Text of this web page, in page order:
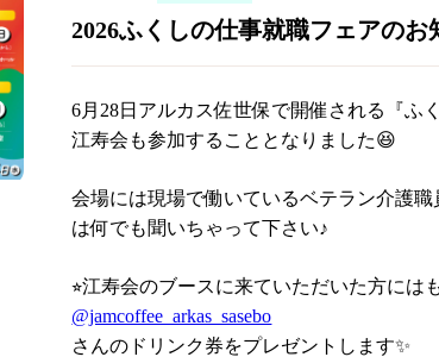
2026ふくしの仕事就職フェアのお
6月28日アルカス佐世保で開催される『ふ
江寿会も参加することとなりました😆
会場には現場で働いているベテラン介護
は何でも聞いちゃって下さい♪
⭐︎江寿会のブースに来ていただいた方には
@jamcoffee_arkas_sasebo
さんのドリンク券をプレゼントします✨